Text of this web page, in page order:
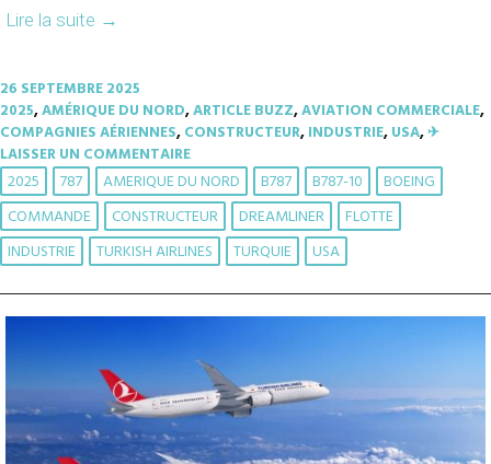
Lire la suite →
26 SEPTEMBRE 2025
2025,AMÉRIQUE DU NORD,ARTICLE BUZZ,AVIATION COMMERCIALE,
COMPAGNIES AÉRIENNES,CONSTRUCTEUR,INDUSTRIE,USA,✈︎
LAISSER UN COMMENTAIRE
2025 787 AMERIQUE DU NORD B787 B787-10
BOEING
COMMANDE
CONSTRUCTEUR DREAMLINER
FLOTTE
INDUSTRIE
TURKISH AIRLINES TURQUIE USA